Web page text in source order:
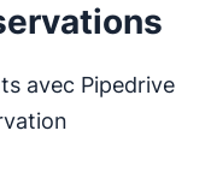
avec Pipedrive